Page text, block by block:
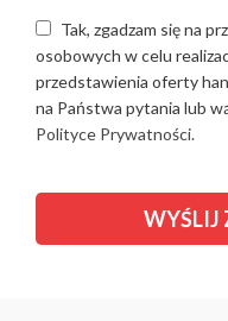
Tak, zgadzam się na
osobowych w celu
przedstawienia oferty
na Państwa pytania lub
Polityce Prywatności.